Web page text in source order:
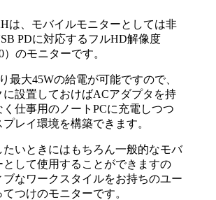
は、モバイルモニターとしては非
PDに対応するフルHD解像度
）のモニターです。
最大45Wの給電が可能ですので、
に設置しておけばACアダプタを持
く仕事用のノートPCに充電しつつ
レイ環境を構築できます。
たいときにはもちろん一般的なモバ
として使用することができますの
ブなワークスタイルをお持ちのユー
つけのモニターです。